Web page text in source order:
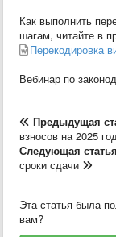
Как выполнить
шагам, читайте в
Перекодировка
Вебинар по
Предыдущая
взносов на 2025
Следующая
сроки сдачи
Эта статья была
вам?